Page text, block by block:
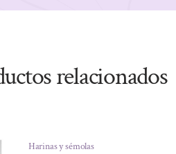
relacionados
Harinas y sémolas